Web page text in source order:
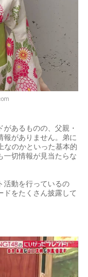
あるものの、父親・
報がありません。弟に
なのかといった基本的
一切情報が見当たらな
活動を行っているの
ドをたくさん披露して